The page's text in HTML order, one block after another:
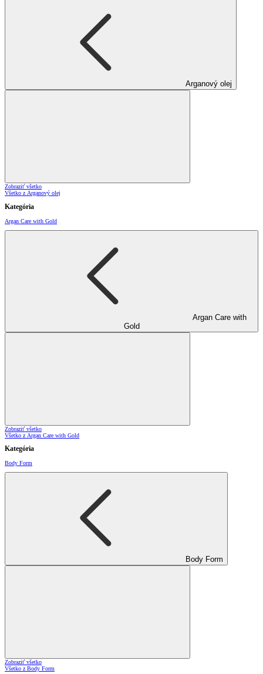
Arganový olej
Zobraziť všetko
Všetko z Arganový olej
Kategória
Argan Care with Gold
Argan Care with
Gold
Zobraziť všetko
Všetko z Argan Care with Gold
Kategória
Body Form
Body Form
Zobraziť všetko
Všetko z Body Form